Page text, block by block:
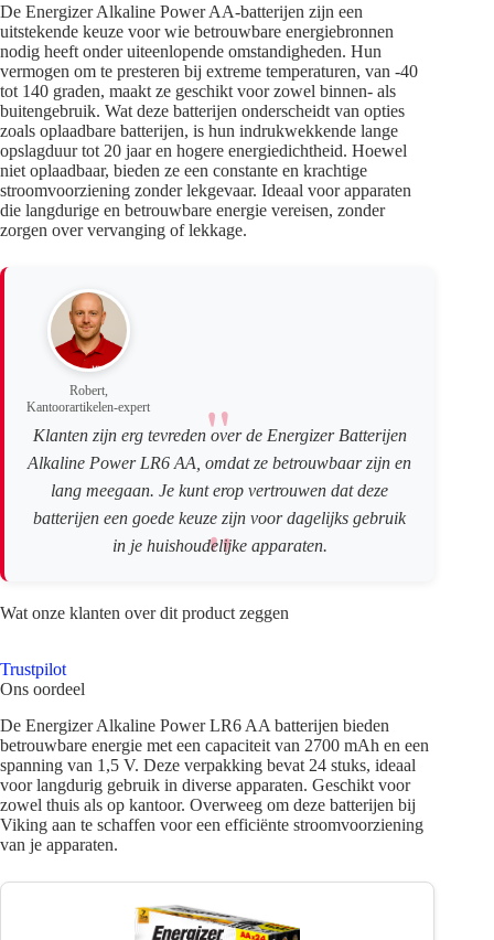
De Energizer Alkaline Power AA-batterijen zijn een
uitstekende keuze voor wie betrouwbare energiebronnen
nodig heeft onder uiteenlopende omstandigheden. Hun
vermogen om te presteren bij extreme temperaturen, van -40
tot 140 graden, maakt ze geschikt voor zowel binnen- als
buitengebruik. Wat deze batterijen onderscheidt van opties
zoals oplaadbare batterijen, is hun indrukwekkende lange
opslagduur tot 20 jaar en hogere energiedichtheid. Hoewel
niet oplaadbaar, bieden ze een constante en krachtige
stroomvoorziening zonder lekgevaar. Ideaal voor apparaten
die langdurige en betrouwbare energie vereisen, zonder
zorgen over vervanging of lekkage.
Robert,
Kantoorartikelen-expert
Klanten zijn erg tevreden over de Energizer Batterijen
Alkaline Power LR6 AA, omdat ze betrouwbaar zijn en
lang meegaan. Je kunt erop vertrouwen dat deze
batterijen een goede keuze zijn voor dagelijks gebruik
in je huishoudelijke apparaten.
Wat onze klanten over dit product zeggen
Trustpilot
Ons oordeel
De Energizer Alkaline Power LR6 AA batterijen bieden
betrouwbare energie met een capaciteit van 2700 mAh en een
spanning van 1,5 V. Deze verpakking bevat 24 stuks, ideaal
voor langdurig gebruik in diverse apparaten. Geschikt voor
zowel thuis als op kantoor. Overweeg om deze batterijen bij
Viking aan te schaffen voor een efficiënte stroomvoorziening
van je apparaten.